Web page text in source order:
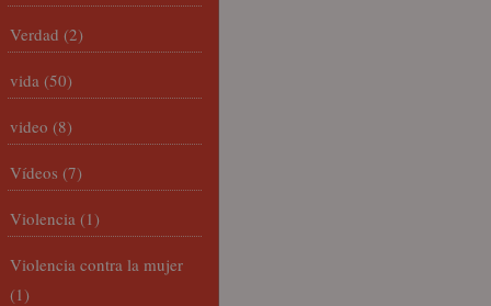
Verdad (2)
vida (50)
video (8)
Vídeos (7)
Violencia (1)
Violencia contra la mujer
(1)